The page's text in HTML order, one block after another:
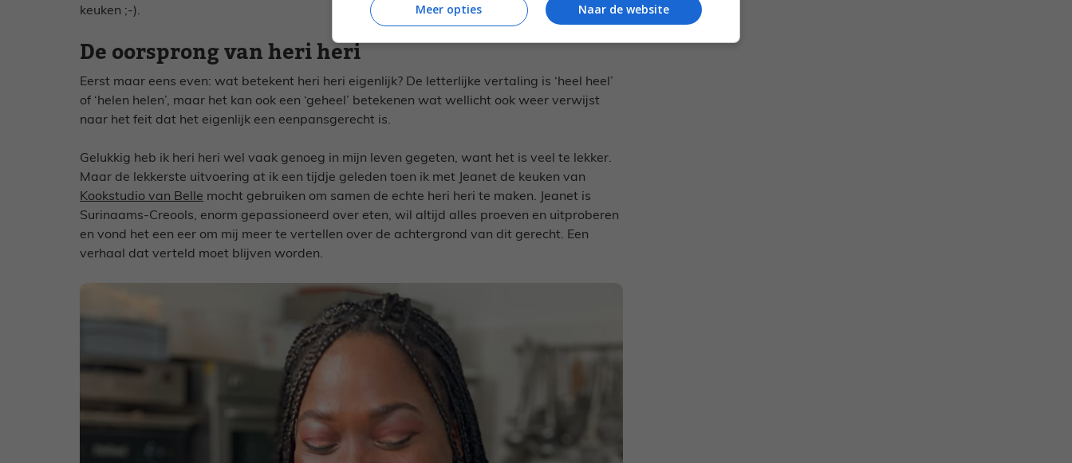
keuken ;-).
De oorsprong van heri heri
Eerst maar eens even: wat betekent heri heri eigenlijk? De letterlijke vertaling is ‘heel heel’
of ‘helen helen’, maar het kan ook een ‘geheel’ betekenen wat wellicht ook weer verwijst
naar het feit dat het eigenlijk een eenpansgerecht is.
Gelukkig heb ik heri heri wel vaak genoeg in mijn leven gegeten, want het is veel te lekker.
Maar de lekkerste uitvoering at ik een tijdje geleden toen ik met Jeanet de keuken van
Kookstudio van Belle mocht gebruiken om samen de echte heri heri te maken. Jeanet is
Surinaams-Creools, enorm gepassioneerd over eten, wil altijd alles proeven en uitproberen
en vond het een eer om mij meer te vertellen over de achtergrond van dit gerecht. Een
verhaal dat verteld moet blijven worden.
Naar de website
Meer opties